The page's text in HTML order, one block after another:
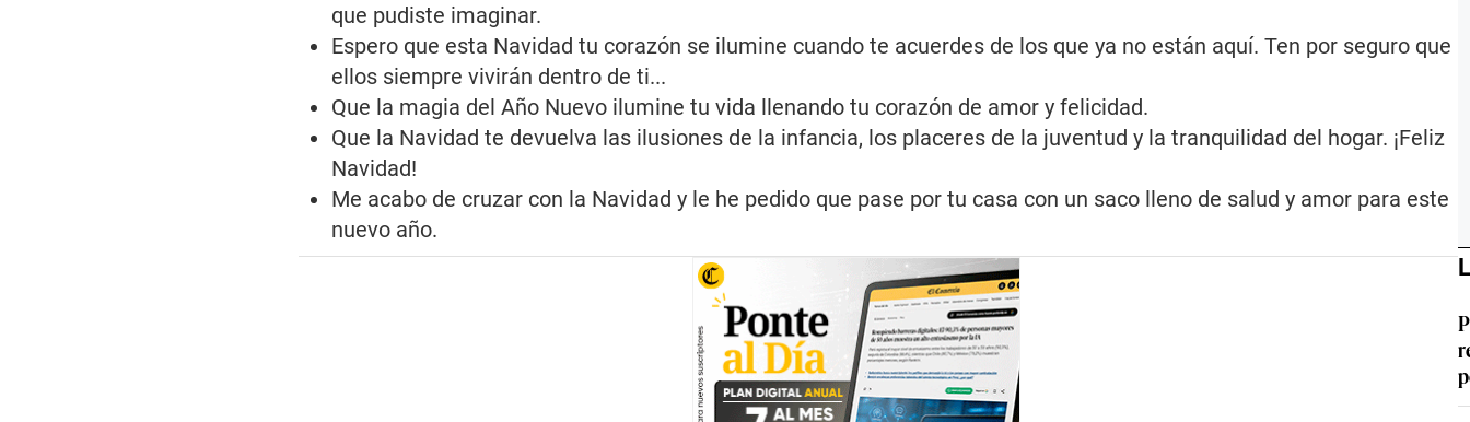
que pudiste imaginar.
Espero que esta Navidad tu corazón se ilumine cuando te acuerdes de los que ya no están aquí. Ten por seguro que
ellos siempre vivirán dentro de ti...
Que la magia del Año Nuevo ilumine tu vida llenando tu corazón de amor y felicidad.
Que la Navidad te devuelva las ilusiones de la infancia, los placeres de la juventud y la tranquilidad del hogar. ¡Feliz
Navidad!
Me acabo de cruzar con la Navidad y le he pedido que pase por tu casa con un saco lleno de salud y amor para este
nuevo año.